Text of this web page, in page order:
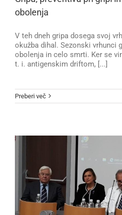
obolenja
V teh dneh gripa dosega svoj
okužba dihal. Sezonski vrhunci
obolenja in celo smrti. Ker se
t. i. antigenskim driftom, [...]
Preberi več